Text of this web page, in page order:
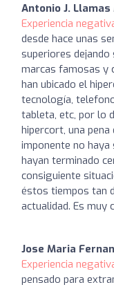
Antonio J. Llamas
Experiencia
desde hace unas
superiores
marcas famosas y
han ubicado el
tecnología,
tableta, etc, por lo
hipercort, una
imponente no
hayan terminado
consiguiente
éstos tiempos tan
actualidad. Es muy
Jose Maria
Experiencia
pensado para